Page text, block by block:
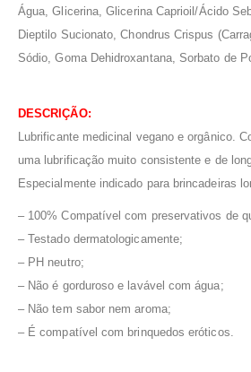
Água, Glicerina, Glicerina Caprioil/Ácido
Dieptilo Sucionato, Chondrus Crispus
Sódio, Goma Dehidroxantana, Sorbato de
DESCRIÇÃO:
Lubrificante medicinal vegano e orgânico.
uma lubrificação muito consistente e de
Especialmente indicado para brincadeiras
– 100% Compatível com preservativos de
– Testado dermatologicamente;
– PH neutro;
– Não é gorduroso e lavável com água;
– Não tem sabor nem aroma;
– É compatível com brinquedos eróticos.